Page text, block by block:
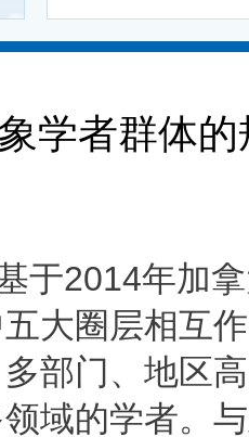
学者群体
于2014年加
大圈层相互
部门、地区
域的学者。